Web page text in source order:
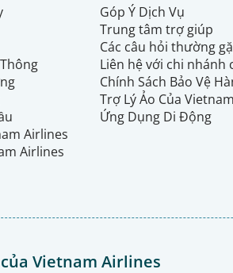
Airlines
Airlines
Góp Ý Dịch Vụ
Trung tâm trợ giúp
Các câu hỏi thường
Liên hệ với chi nhánh
Chính Sách Bảo Vệ
Trợ Lý Ảo Của
Ứng Dụng Di Động
Vietnam Airlines